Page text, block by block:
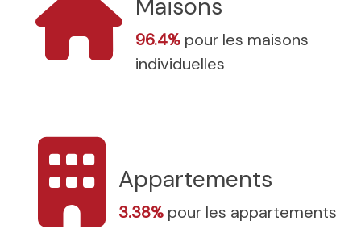
Maisons
96.4% pour les maisons
individuelles
Appartements
3.38% pour les appartements